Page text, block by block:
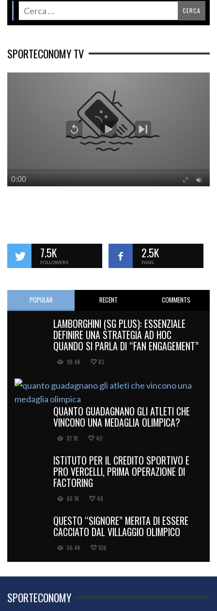
SPORTECONOMY TV
7.5K
FOLLOWERS
2.5K
FANS
POPULAR RECENT COMMENTS
LAMBORGHINI (SG PLUS): ESSENZIALE
DEFINIRE UNA STRATEGIA AD HOC
QUANDO SI PARLA DI “FAN ENGAGEMENT”
98.4K 83
QUANTO GUADAGNANO GLI ATLETI CHE
VINCONO UNA MEDAGLIA OLIMPICA?
81.1K 40
ISTITUTO PER IL CREDITO SPORTIVO E
PRO VERCELLI, PRIMA OPERAZIONE DI
FACTORING
66.1K 48
QUESTO “SIGNORE” MERITA DI ESSERE
CACCIATO DAL VILLAGGIO OLIMPICO
56.4K 106
SPORTECONOMY